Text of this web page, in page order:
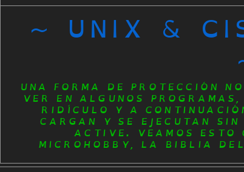
~ UNIX &
UNA FORMA DE PROTECCIÓN
VER EN ALGUNOS
RIDÍCULO Y A
CARGAN Y SE EJECUTAN
ACTIVE. VEAMOS ESTO
MICROHOBBY, LA BIBLIA